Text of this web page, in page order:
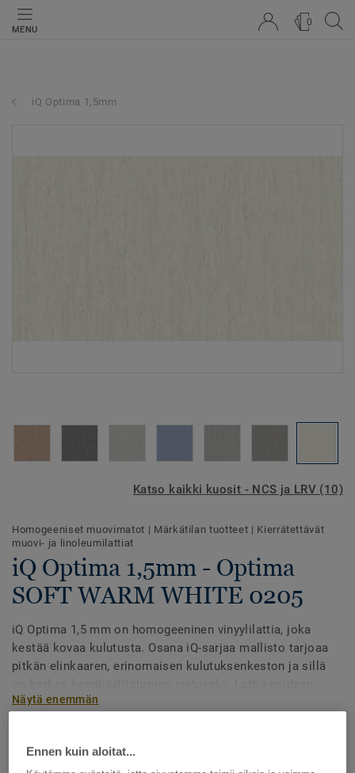
MENU
0
iQ Optima 1,5mm
Katso kaikki kuosit - NCS ja LRV (10)
Homogeeniset muovimatot | Märkätilan tuotteet | Kierrätettävät
muovi- ja linoleumilattiat
iQ Optima 1,5mm - Optima
SOFT WARM WHITE 0205
iQ Optima 1,5 mm on homogeeninen vinyylilattia, joka
kestää kovaa kulutusta. Osana iQ-sarjaa mallisto tarjoaa
pitkän elinkaaren, erinomaisen kulutuksenkeston ja sillä
kuivakiillottaa uudenveroiseksi koko tuotteen käyttöiän
Näytä enemmän
Ennen kuin aloitat...